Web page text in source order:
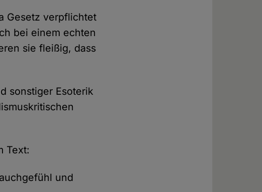
Gesetz verpflichtet
bei einem echten
sie fleißig, dass
sonstiger Esoterik
Text:
und